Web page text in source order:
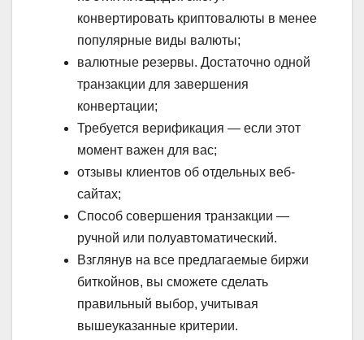
конвертировать криптовалюты в менее
популярные виды валюты;
валютные резервы. Достаточно одной
транзакции для завершения
конвертации;
Требуется верификация — если этот
момент важен для вас;
отзывы клиентов об отдельных веб-
сайтах;
Способ совершения транзакции —
ручной или полуавтоматический.
Взглянув на все предлагаемые биржи
биткойнов, вы сможете сделать
правильный выбор, учитывая
вышеуказанные критерии.